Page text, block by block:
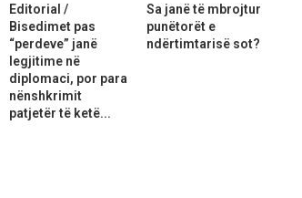
Editorial /
Bisedimet pas
“perdeve” janë
legjitime në
diplomaci, por para
nënshkrimit
patjetër të ketë...
Sa janë të mbrojtur
punëtorët e
ndërtimtarisë sot?